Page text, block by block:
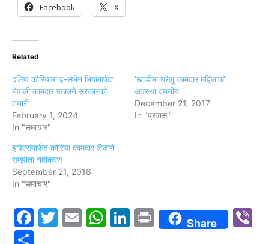
Facebook X
Related
दक्षिण कोरियामा इ-सेभेन भिषामार्फत
नेपाली कामदार पठाउने सरकारको
तयारी
February 1, 2024
In "समाचार"
‘खाडीमा घरेलु कामदार महिलाको
अवस्था दयनीय’
December 21, 2017
In "प्रवास"
इपिएसमार्फत कोरिया कामदार लैजाने
सम्झौता नवीकरण
September 21, 2018
In "समाचार"
Facebook
Twitter
EmailWhatsApp
LinkedIn
PrintShare